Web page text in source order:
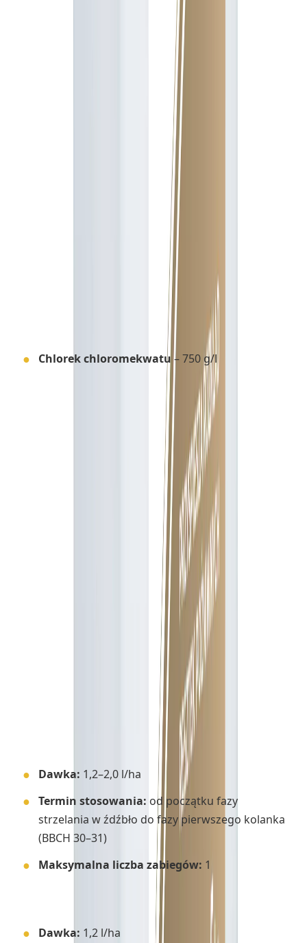
owies, pszenica jara, pszenica ozima, pszenżyto ozime, żyto
Stabilan 750 SL to systemiczny regulator wzrostu
roślin w formie koncentratu rozpuszczalnego w
wodzie, zawierający 750 g/l chlorku
chloromekwatu. Preparat przeznaczony jest do
stosowania w uprawach pszenicy ozimej, pszenicy
jarej, pszenżyta ozimego, żyta, owsa oraz rzepaku
ozimego w celu zapobiegania wyleganiu roślin oraz
zmiany pokroju rośliny. Działa poprzez skracanie i
usztywnianie źdźbeł, co zwiększa odporność roślin
na wyleganie i sprzyja uzyskaniu wyższych plonów.
Chlorek chloromekwatu– 750 g/l
Stabilan 750 SL jest absorbowany przez liście i
działa na rozwijające się pędy, skracając i
pogrubiając międzywęźla. To zmniejsza ryzyko
złamania łodygi i wylegania, poprawia jednolitość
rozwoju upraw oraz redukuje podatność na
choroby podstawy źdźbła. W intensywnej uprawie
zbóż umożliwia optymalne wykorzystanie nawozów
azotowych. Preparat może również stymulować
rozwój systemu korzeniowego i zwiększać liczbę
płodnych pędów bocznych, co może prowadzić do
wyższych plonów. Reakcja na Stabilan 750 SL może
różnić się w zależności od odmiany, ale typowe jest
skrócenie wysokości roślin o około 20%.
Dawka: 1,2–2,0 l/ha
Termin stosowania: od początku fazy
strzelania w źdźbło do fazy pierwszego kolanka
(BBCH 30–31)
Maksymalna liczba zabiegów: 1
Dawka: 1,2 l/ha